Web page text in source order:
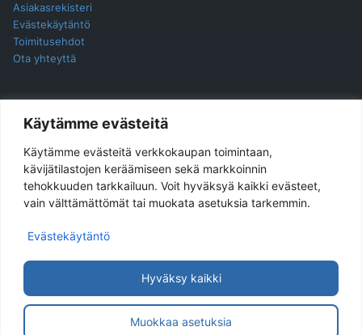
Käytämme evästeitä
Käytämme evästeitä verkkokaupan toimintaan,
kävijätilastojen keräämiseen sekä markkoinnin
tehokkuuden tarkkailuun. Voit hyväksyä kaikki evästeet,
vain välttämättömät tai muokata asetuksia tarkemmin.
Evästekäytäntö
Muokkaa asetuksia
Hyväksy kaikki
Asiakasrekisteri
Evästekäytäntö
Toimitusehdot
Ota yhteyttä
YHTEYSTIEDOT
Jukira Oy
Haarlankatu 4 B 2
33230 Tampere
Yhteydenotot ensisijaisesti sähköpostilla.